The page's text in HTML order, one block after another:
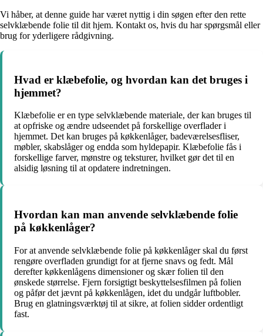
Vi håber, at denne guide har været nyttig i din søgen efter den rette
selvklæbende folie til dit hjem. Kontakt os, hvis du har spørgsmål eller
brug for yderligere rådgivning.
Hvad er klæbefolie, og hvordan kan det bruges i
hjemmet?
Klæbefolie er en type selvklæbende materiale, der kan bruges til
at opfriske og ændre udseendet på forskellige overflader i
hjemmet. Det kan bruges på køkkenlåger, badeværelsesfliser,
møbler, skabslåger og endda som hyldepapir. Klæbefolie fås i
forskellige farver, mønstre og teksturer, hvilket gør det til en
alsidig løsning til at opdatere indretningen.
Hvordan kan man anvende selvklæbende folie
på køkkenlåger?
For at anvende selvklæbende folie på køkkenlåger skal du først
rengøre overfladen grundigt for at fjerne snavs og fedt. Mål
derefter køkkenlågens dimensioner og skær folien til den
ønskede størrelse. Fjern forsigtigt beskyttelsesfilmen på folien
og påfør det jævnt på køkkenlågen, idet du undgår luftbobler.
Brug en glatningsværktøj til at sikre, at folien sidder ordentligt
fast.